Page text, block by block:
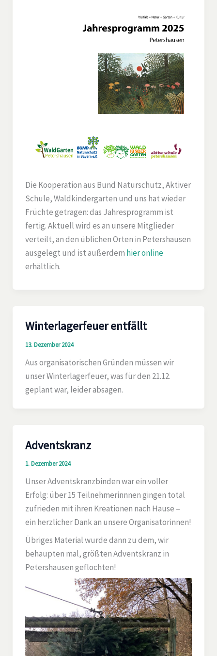
Die Kooperation aus Bund Naturschutz, Aktiver
Schule, Waldkindergarten und uns hat wieder
Früchte getragen: das Jahresprogramm ist
fertig. Aktuell wird es an unsere Mitglieder
verteilt, an den üblichen Orten in Petershausen
ausgelegt und ist außerdem hier online
erhältlich.
Winterlagerfeuer entfällt
13. Dezember 2024
Aus organisatorischen Gründen müssen wir
unser Winterlagerfeuer, was für den 21.12.
geplant war, leider absagen.
Adventskranz
1. Dezember 2024
Unser Adventskranzbinden war ein voller
Erfolg: über 15 Teilnehmerinnnen gingen total
zufrieden mit ihren Kreationen nach Hause –
ein herzlicher Dank an unsere Organisatorinnen!
Übriges Material wurde dann zu dem, wir
behaupten mal, größten Adventskranz in
Petershausen geflochten!